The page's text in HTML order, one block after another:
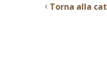
Torna alla